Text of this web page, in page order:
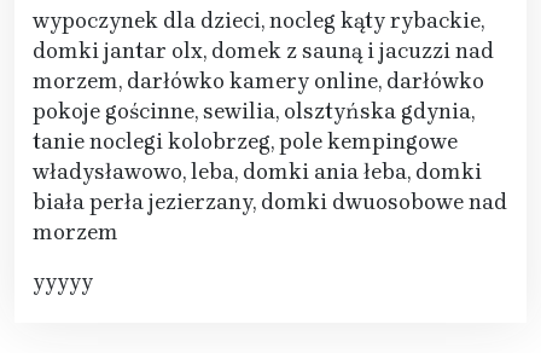
wypoczynek dla dzieci, nocleg kąty rybackie,
domki jantar olx, domek z sauną i jacuzzi nad
morzem, darłówko kamery online, darłówko
pokoje gościnne, sewilia, olsztyńska gdynia,
tanie noclegi kolobrzeg, pole kempingowe
władysławowo, leba, domki ania łeba, domki
biała perła jezierzany, domki dwuosobowe nad
morzem
yyyyy